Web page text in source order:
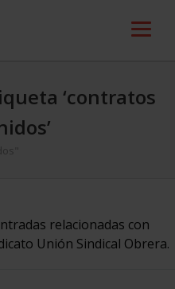
‘contratos
relacionadas con
Unión Sindical Obrera.